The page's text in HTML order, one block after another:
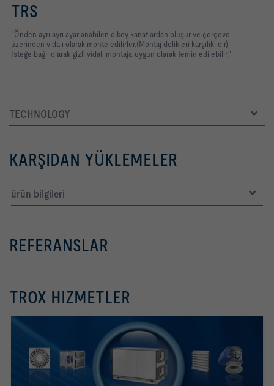
TRS
"Önden ayrı ayrı ayarlanabilen dikey kanatlardan oluşur ve çerçeve
üzerinden vidalı olarak monte edilirler.(Montaj delikleri karşılıklıdır)
İsteğe bağlı olarak gizli vidalı montaja uygun olarak temin edilebilir."
TECHNOLOGY
KARŞIDAN YÜKLEMELER
ürün bilgileri
REFERANSLAR
TROX HIZMETLER